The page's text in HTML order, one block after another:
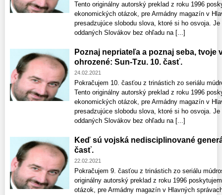
Tento originálny autorský preklad z roku 1996
ekonomických otázok, pre Armádny magazín v
presadzujúce slobodu slova, ktoré si ho osvoja.
oddaných Slovákov bez ohľadu na [...]
Poznaj nepriateľa a poznaj seba,
ohrozené: Sun-Tzu. 10. časť.
24.02.2021
Pokračujem 10. časťou z trinástich zo seriálu
Tento originálny autorský preklad z roku 1996
ekonomických otázok, pre Armádny magazín v
presadzujúce slobodu slova, ktoré si ho osvoja.
oddaných Slovákov bez ohľadu na [...]
Keď sú vojská nedisciplinované
časť.
22.02.2021
Pokračujem 9. časťou z trinástich zo seriálu
originálny autorský preklad z roku 1996
otázok, pre Armádny magazín v Hlavných